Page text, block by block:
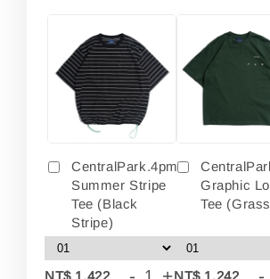
CentralPark.4pm
Summer Stripe
Tee (Black
Stripe)
NT$ 1,422
Graphic
Tee
NT$ 1,242